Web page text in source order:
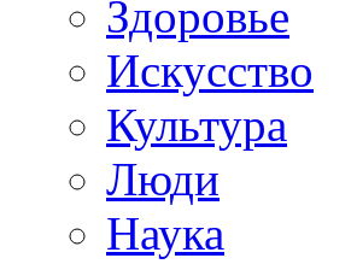
Здоровье
Искусство
Культура
Люди
Наука